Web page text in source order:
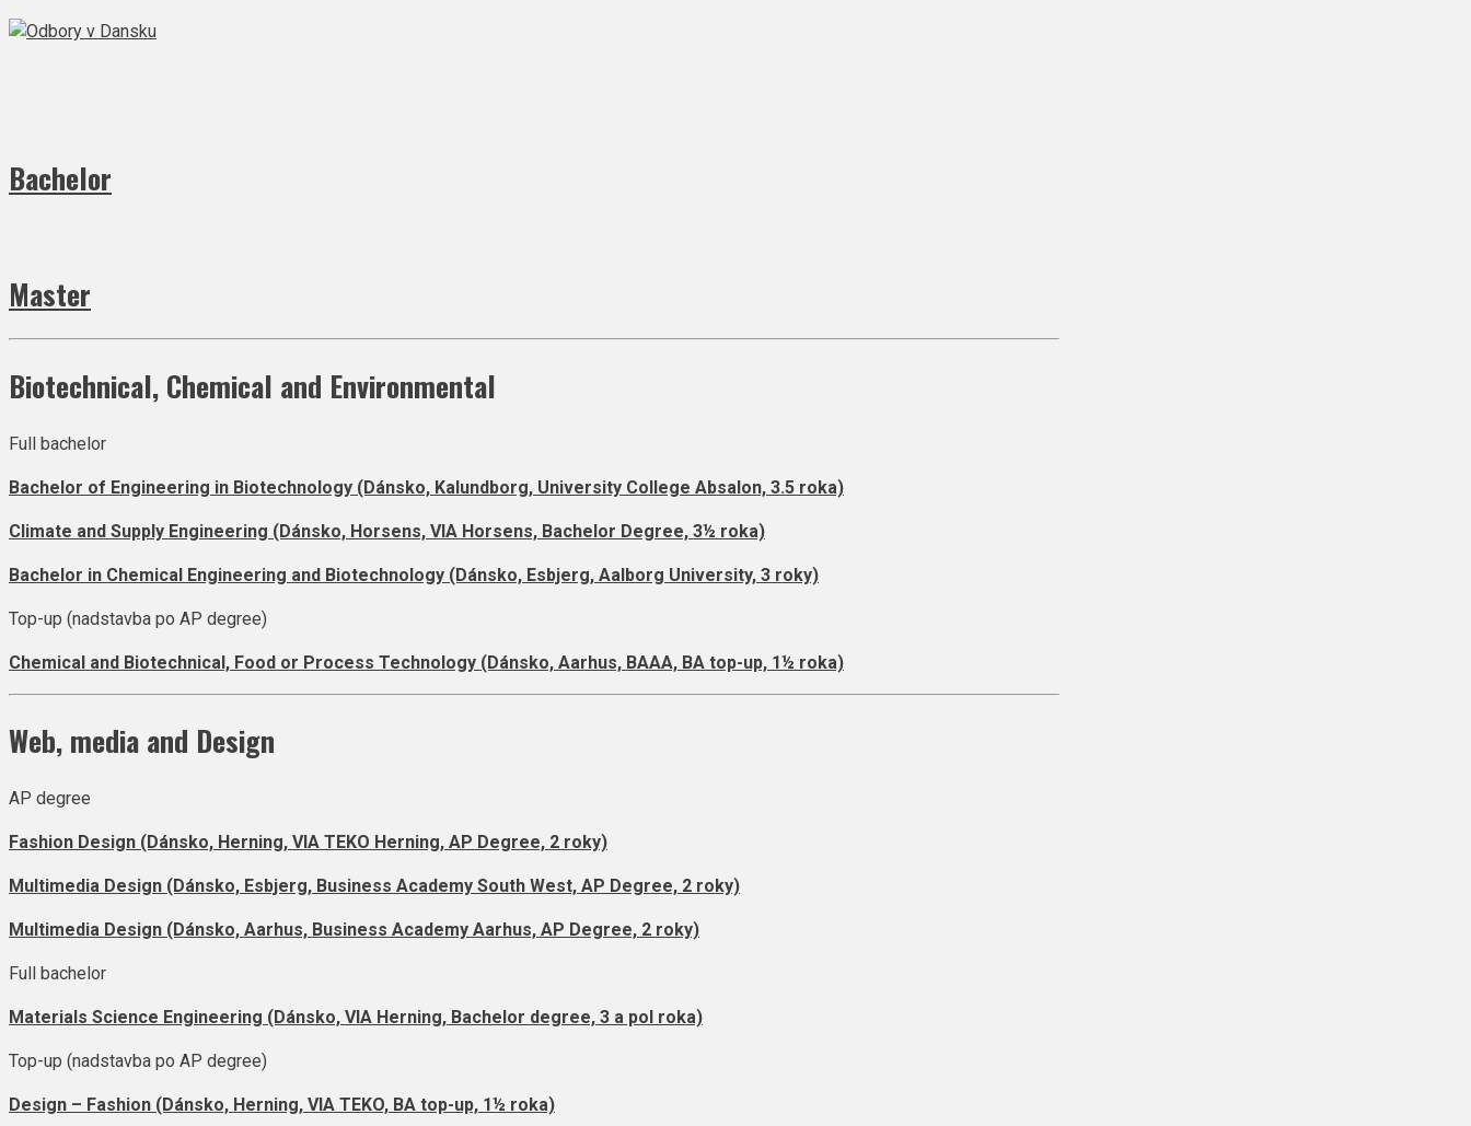
Bachelor
Master
Biotechnical, Chemical and Environmental
Full bachelor
Bachelor of Engineering in Biotechnology (Dánsko, Kalundborg, University College Absalon, 3.5 roka)
Climate and Supply Engineering (Dánsko, Horsens, VIA Horsens, Bachelor Degree, 3½ roka)
Bachelor in Chemical Engineering and Biotechnology (Dánsko, Esbjerg, Aalborg University, 3 roky)
Top-up (nadstavba po AP degree)
Chemical and Biotechnical, Food or Process Technology (Dánsko, Aarhus, BAAA, BA top-up, 1½ roka)
Web, media and Design
AP degree
Fashion Design (Dánsko, Herning, VIA TEKO Herning, AP Degree, 2 roky)
Multimedia Design (Dánsko, Esbjerg, Business Academy South West, AP Degree, 2 roky)
Multimedia Design (Dánsko, Aarhus, Business Academy Aarhus, AP Degree, 2 roky)
Full bachelor
Materials Science Engineering (Dánsko, VIA Herning, Bachelor degree, 3 a pol roka)
Top-up (nadstavba po AP degree)
Design – Fashion (Dánsko, Herning, VIA TEKO, BA top-up, 1½ roka)